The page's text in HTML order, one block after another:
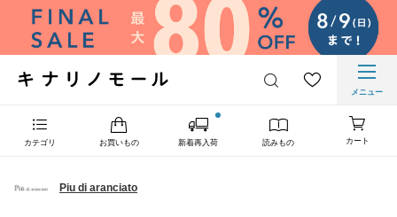
メニュー
カテゴリ お買いもの 新着再入荷 読みもの カート
Piu di aranciato